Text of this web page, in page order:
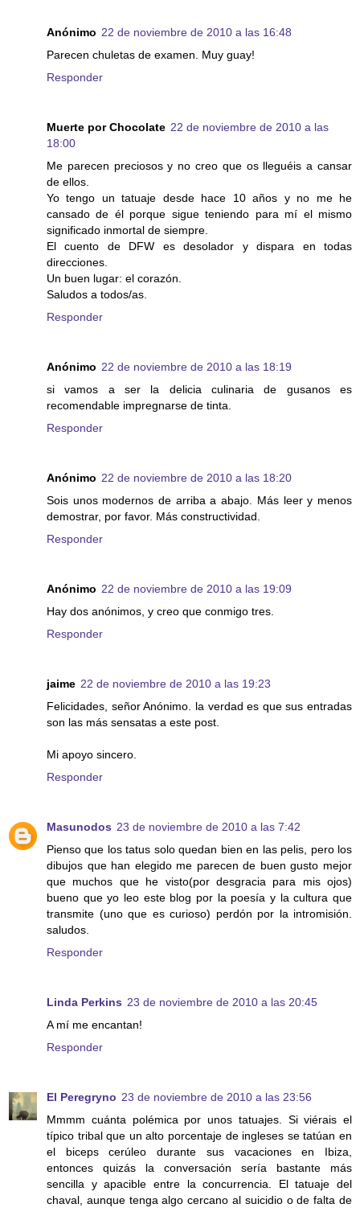
Anónimo 22 de noviembre de 2010 a las 16:48
Parecen chuletas de examen. Muy guay!
Responder
Muerte por Chocolate 22 de noviembre de 2010 a las
18:00
Me parecen preciosos y no creo que os lleguéis a cansar
de ellos.
Yo tengo un tatuaje desde hace 10 años y no me he
cansado de él porque sigue teniendo para mí el mismo
significado inmortal de siempre.
El cuento de DFW es desolador y dispara en todas
direcciones.
Un buen lugar: el corazón.
Saludos a todos/as.
Responder
Anónimo 22 de noviembre de 2010 a las 18:19
si vamos a ser la delicia culinaria de gusanos es
recomendable impregnarse de tinta.
Responder
Anónimo 22 de noviembre de 2010 a las 18:20
Sois unos modernos de arriba a abajo. Más leer y menos
demostrar, por favor. Más constructividad.
Responder
Anónimo 22 de noviembre de 2010 a las 19:09
Hay dos anónimos, y creo que conmigo tres.
Responder
jaime 22 de noviembre de 2010 a las 19:23
Felicidades, señor Anónimo. la verdad es que sus entradas
son las más sensatas a este post.
Mi apoyo sincero.
Responder
Masunodos 23 de noviembre de 2010 a las 7:42
Pienso que los tatus solo quedan bien en las pelis, pero los
dibujos que han elegido me parecen de buen gusto mejor
que muchos que he visto(por desgracia para mis ojos)
bueno que yo leo este blog por la poesía y la cultura que
transmite (uno que es curioso) perdón por la intromisión.
saludos.
Responder
Linda Perkins 23 de noviembre de 2010 a las 20:45
A mí me encantan!
Responder
El Peregryno 23 de noviembre de 2010 a las 23:56
Mmmm cuánta polémica por unos tatuajes. Si viérais el
típico tribal que un alto porcentaje de ingleses se tatúan en
el biceps cerúleo durante sus vacaciones en Ibiza,
entonces quizás la conversación sería bastante más
sencilla y apacible entre la concurrencia. El tatuaje del
chaval, aunque tenga algo cercano al suicidio o de falta de